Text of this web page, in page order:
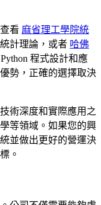
看 麻省理工學院統
計理論，或者 哈佛
程式設計和應
勢，正確的選擇取決
術深度和實際應用之
等領域。如果您的興
並做出更好的營運決
。